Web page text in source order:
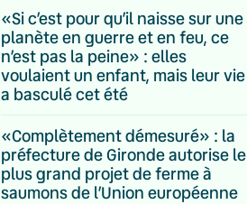
«Si c’est pour qu’il naisse sur une
planète en guerre et en feu, ce
n’est pas la peine» : elles
voulaient un enfant, mais leur vie
a basculé cet été
«Complètement démesuré» : la
préfecture de Gironde autorise le
plus grand projet de ferme à
saumons de l’Union européenne